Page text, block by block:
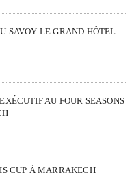
SAVOY LE GRAND HÔTEL
AU FOUR SEASONS
CUP À MARRAKECH